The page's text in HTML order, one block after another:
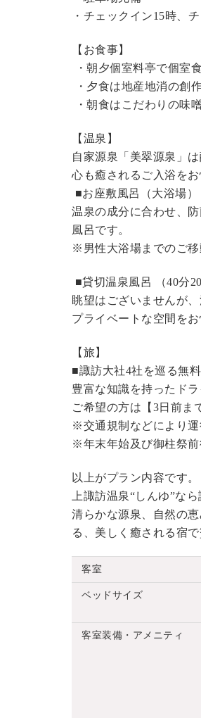
・チェックイン15時、
【お食事】
・朝夕個室料亭で個室食
・夕食は地産地消の創
・朝食はこだわりの味
【温泉】
自家源泉「美翠源泉」
心も癒されるご入浴をお
■お座敷風呂（大浴場）
温泉の成分に合わせ、
風呂です。
※男性大浴場までのご移
■貸切温泉風呂 （40分
眺望はございませんが
プライベートな空間を
【旅】
■諏訪大社4社を巡る無
豊富な知識を持ったド
ご希望の方は【3日前ま
※交通規制などにより
※年末年始及び御柱祭
以上がプラン内容です。
上諏訪温泉“しんゆ”な
清らかな源泉、自然の
る、美しく癒される宿
客室
ベッドサイズ
客室装備・アメニティ